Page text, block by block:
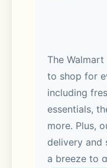
The
to shop for
including
essentials,
more. Plus,
delivery and
a breeze to